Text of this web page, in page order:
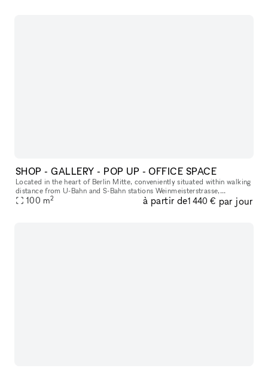
SHOP - GALLERY - POP UP - OFFICE SPACE
Located in the heart of Berlin Mitte, conveniently situated within walking
distance from U-Bahn and S-Bahn stations Weinmeisterstrasse,
Oranienburger Strasse, Hackescher Markt and Rosenthaler Platz,
100 m2 à partir de1 440 € par jour